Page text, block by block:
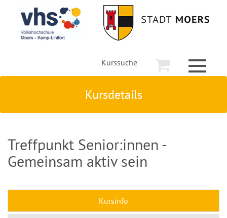
Kurssuche
Toggle
Kursdetails
Treffpunkt Senior:innen -
Gemeinsam aktiv sein
Kursinfo